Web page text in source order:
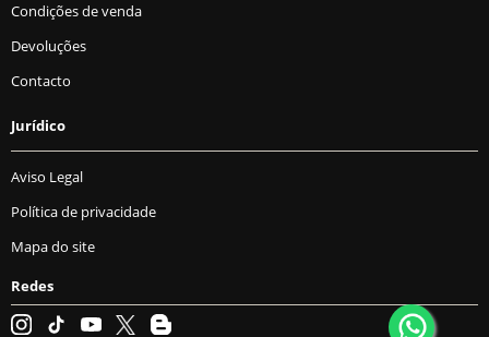
Condições de venda
Devoluções
Contacto
Jurídico
Aviso Legal
Política de privacidade
Mapa do site
Redes